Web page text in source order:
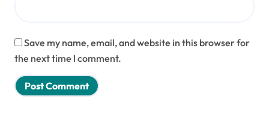
Save my name, email, and website in this browser for
the next time I comment.